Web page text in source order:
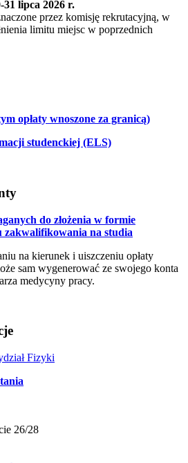
31 lipca 2026 r.
przez komisję rekrutacyjną, w
limitu miejsc w poprzednich
opłaty wnoszone za granicą)
studenckiej (ELS)
do złożenia w formie
na studia
na kierunek i uiszczeniu opłaty
sam wygenerować ze swojego konta
medycyny pracy.
Fizyki
26/28